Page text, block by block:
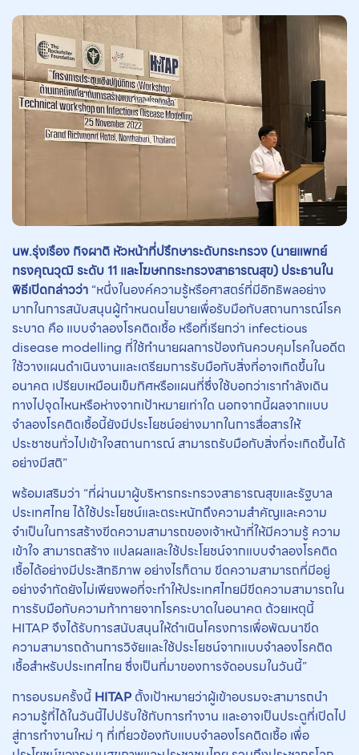
นพ.รุ่งเรือง กิจผาติ หัวหน้าที่ปรึกษาระดับกระทรวง (นายแพทย์
ทรงคุณวุฒิ ระดับ11 และโฆษกกระทรวงสาธารณสุข) ประธานใน
พิธีเปิดกล่าวว่า “หนึ่งในองค์ความรู้หรือศาสตร์ที่มีอิทธิพลอย่าง
มากในการสนับสนุนผู้กำหนดนโยบายเพื่อรับมือกับสถานการณ์โรค
ระบาด คือ แบบจำลองโรคติดเชื้อ หรือที่เรียกว่า infectious
disease modelling ที่ใช้ทำนายผลการป้องกันควบคุมโรคในอดีต
ใช้วางแผนดำเนินงานและเตรียมการรับมือกับสิ่งที่อาจเกิดขึ้นใน
อนาคต เปรียบเหมือนเข็มทิศหรือแผนที่ซึ่งใช้บอกว่าเรากำลังเดิน
ทางไปจุดไหนหรือห่างจากเป้าหมายเท่าใด นอกจากนี้ผลจากแบบ
จำลองโรคติดเชื้อนี้ยังมีประโยชน์อย่างมากในการสื่อสารให้
ประชาชนทั่วไปเข้าใจสถานการณ์ สามารถรับมือกับสิ่งที่จะเกิดขึ้นได้
อย่างมีสติ”
พร้อมเสริมว่า “ที่ผ่านมาผู้บริหารกระทรวงสาธารณสุขและรัฐบาล
ประเทศไทย ได้ใช้ประโยชน์และตระหนักถึงความสำคัญและความ
จำเป็นในการสร้างขีดความสามารถของเจ้าหน้าที่ให้มีความรู้ ความ
เข้าใจ สามารถสร้าง แปลผลและใช้ประโยชน์จากแบบจำลองโรคติด
เชื้อได้อย่างมีประสิทธิภาพ อย่างไรก็ตาม ขีดความสามารถที่มีอยู่
อย่างจำกัดยังไม่เพียงพอที่จะทำให้ประเทศไทยมีขีดความสามารถใน
การรับมือกับความท้าทายจากโรคระบาดในอนาคต ด้วยเหตุนี้
HITAP จึงได้รับการสนับสนุนให้ดำเนินโครงการเพื่อพัฒนาขีด
ความสามารถด้านการวิจัยและใช้ประโยชน์จากแบบจำลองโรคติด
เชื้อสำหรับประเทศไทย ซึ่งเป็นที่มาของการจัดอบรมในวันนี้”
การอบรมครั้งนี้ HITAP ตั้งเป้าหมายว่าผู้เข้าอบรมจะสามารถนำ
ความรู้ที่ได้ในวันนี้ไปปรับใช้กับการทำงาน และอาจเป็นประตูที่เปิดไป
สู่การทำงานใหม่ ๆ ที่เกี่ยวข้องกับแบบจำลองโรคติดเชื้อ เพื่อ